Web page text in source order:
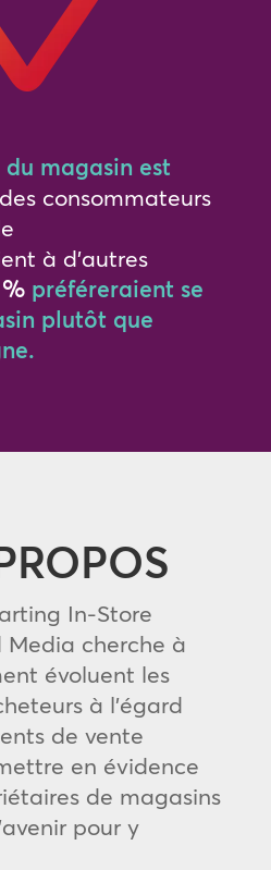
du magasin est
consommateurs
à d’autres
préféreraient se
plutôt que
In-Store
Media cherche à
évoluent les
à l’égard
de vente
en évidence
de magasins
pour y